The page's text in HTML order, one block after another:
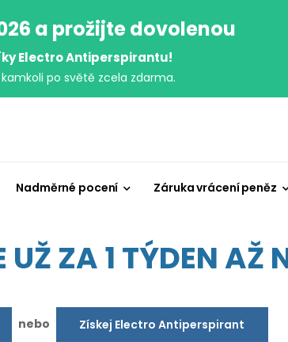
a prožijte dovolenou
Electro Antiperspirantu!
po světě zcela zdarma.
Nadměrné pocení Záruka vrácení peněz
ZA 1 TÝDEN AŽ
nebo Získej Electro Antiperspirant